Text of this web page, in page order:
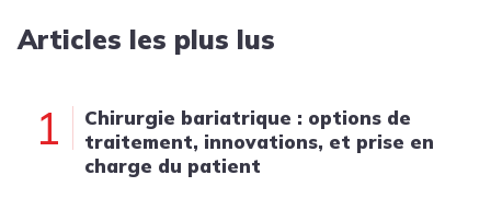
Articles les plus lus
1
Chirurgie bariatrique : options de
traitement, innovations, et prise en
charge du patient